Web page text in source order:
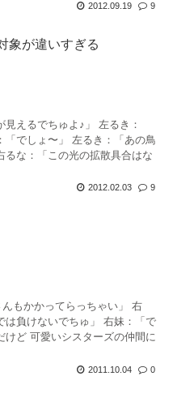
2012.09.19 9
象が違いすぎる
えるでちゅよ♪」 左るき：
「でしょ〜」 左るき：「あの鳥
るな：「この光の拡散具合はな
2012.02.03 9
もかかってらっちゃい」 右
は負けないでちゅ」 右妹：「で
けど 可愛いシスターズの仲間に
2011.10.04 0